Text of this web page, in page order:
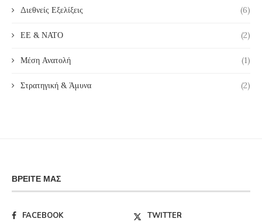
Διεθνείς Εξελίξεις (6)
ΕΕ & ΝΑΤΟ (2)
Μέση Ανατολή (1)
Στρατηγική & Άμυνα (2)
ΒΡΕΊΤΕ ΜΑΣ
FACEBOOK
TWITTER